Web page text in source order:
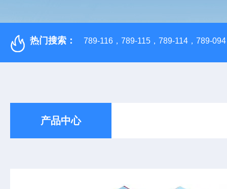
热门搜索： 789-116，789-115，789-114，789-
产品中心